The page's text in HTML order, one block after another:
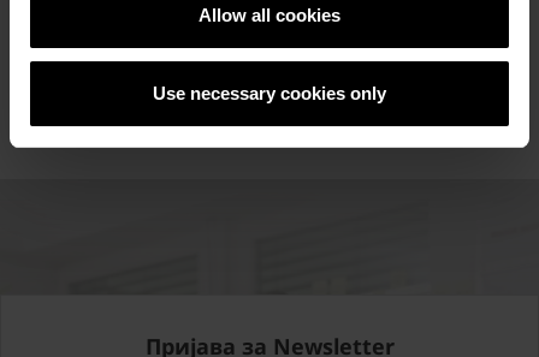
Allow all cookies
Use necessary cookies only
Пријава за Newsletter